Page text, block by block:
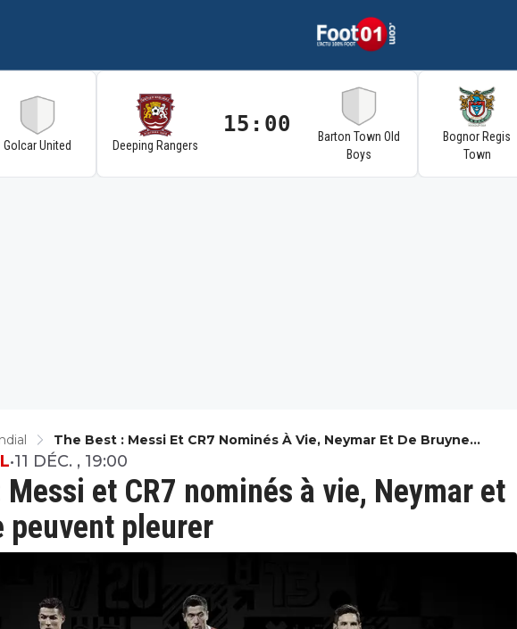
Golcar United Deeping Rangers
15:00
Barton Town Old
Boys
Bognor Regis
Town
The Best : Messi Et CR7 Nominés À Vie, Neymar Et De Bruyne
Peuvent Pleurer
Messi et CR7 nominés à vie, Neymar et
peuvent pleurer
•11 DÉC. , 19:00